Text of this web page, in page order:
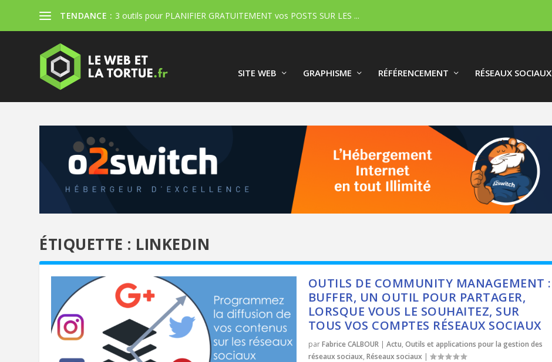
TENDANCE : 3 outils pour PLANIFIER GRATUITEMENT vos POSTS SUR LES ...
SITE WEB GRAPHISME RÉFÉRENCEMENT RÉSEAUX SOCIAUX
ÉTIQUETTE : LINKEDIN
OUTILS DE COMMUNITY MANAGEMENT :
BUFFER, UN OUTIL POUR PARTAGER,
LORSQUE VOUS LE SOUHAITEZ, SUR
TOUS VOS COMPTES RÉSEAUX SOCIAUX
parFabrice CALBOUR| Actu, Outils et applications pour la gestion des
réseaux sociaux, Réseaux sociaux |